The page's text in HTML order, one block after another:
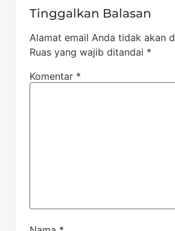
Tinggalkan Balasan
Alamat email Anda tidak akan
Ruas yang wajib ditandai *
Komentar *